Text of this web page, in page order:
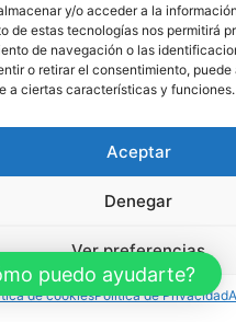
y/o acceder a la
de estas tecnologías nos permitirá
de navegación o las
o retirar el consentimiento,
a ciertas características y funciones.
Aceptar
Denegar
Ver preferencias
de cookiesPolítica de Privacidad
puedo ayudarte?